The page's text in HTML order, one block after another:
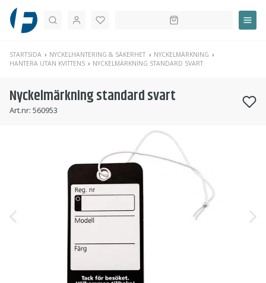
Sök
STARTSIDA NYCKELHANTERING & SÄKERHET
NYCKELMÄRKNING
HANTERA UTAN KVITTENS
NYCKELMÄRKNING STANDARD SVART
Nyckelmärkning standard svart
Art.nr: 560953